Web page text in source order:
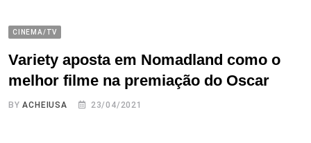
CINEMA/TV
Variety aposta em Nomadland como o
melhor filme na premiação do Oscar
BYACHEIUSA 23/04/2021